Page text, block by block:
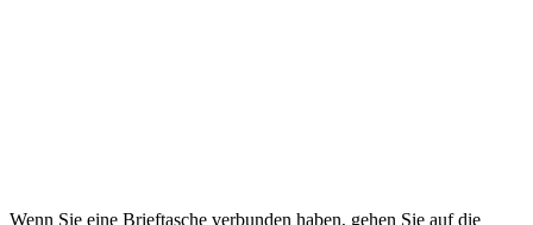
Wenn Sie eine Brieftasche verbunden haben, gehen Sie auf die